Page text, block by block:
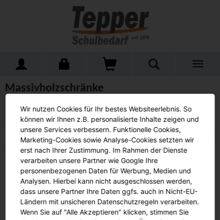
Toggle
Home Schulmöbel Massivholzschränke
Massivholzschränke
Alle Produkte anzeigen
Sortieren nach: Beschreibung
Leider keine Artikel gefunden.
Tepper-Schulbedarf
Datenschutz
AGB
Wir nutzen Cookies für Ihr bestes Websiteerlebnis. So
können wir Ihnen z.B. personalisierte Inhalte zeigen und
unsere Services verbessern. Funktionelle Cookies,
Marketing-Cookies sowie Analyse-Cookies setzten wir
erst nach Ihrer Zustimmung. Im Rahmen der Dienste
verarbeiten unsere Partner wie Google Ihre
personenbezogenen Daten für Werbung, Medien und
Analysen. Hierbei kann nicht ausgeschlossen werden,
dass unsere Partner Ihre Daten ggfs. auch in Nicht-EU-
Ländern mit unsicheren Datenschutzregeln verarbeiten.
Wenn Sie auf "Alle Akzeptieren" klicken, stimmen Sie